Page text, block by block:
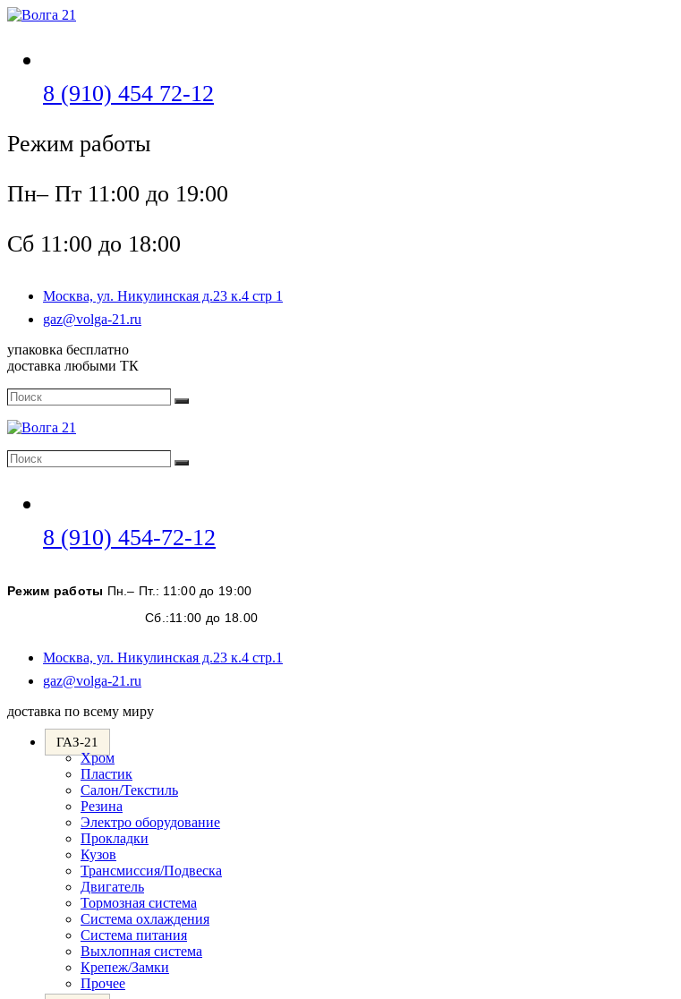
Перейти
8 (910) 454 72-12
Режим работы
Пн– Пт 11:00 до 19:00
Сб 11:00 до 18:00
Москва, ул. Никулинская д.23 к.4 стр 1
gaz@volga-21.ru
упаковка бесплатно
доставка любыми ТК
Поиск
Поиск
Поиск
Поиск
8 (910) 454-72-12
вашем
приложении
Режим работы Пн.– Пт.: 11:00 до 19:00
Сб.:11:00 до 18.00
Москва, ул. Никулинская д.23 к.4 стр.1
gaz@volga-21.ru
вашем
доставка по всему миру
ГАЗ-21
Хром
Пластик
Салон/Текстиль
Резина
Электро оборудование
Прокладки
Кузов
Трансмиссия/Подвеска
Двигатель
Тормозная система
Система охлаждения
Система питания
Выхлопная система
Крепеж/Замки
Прочее